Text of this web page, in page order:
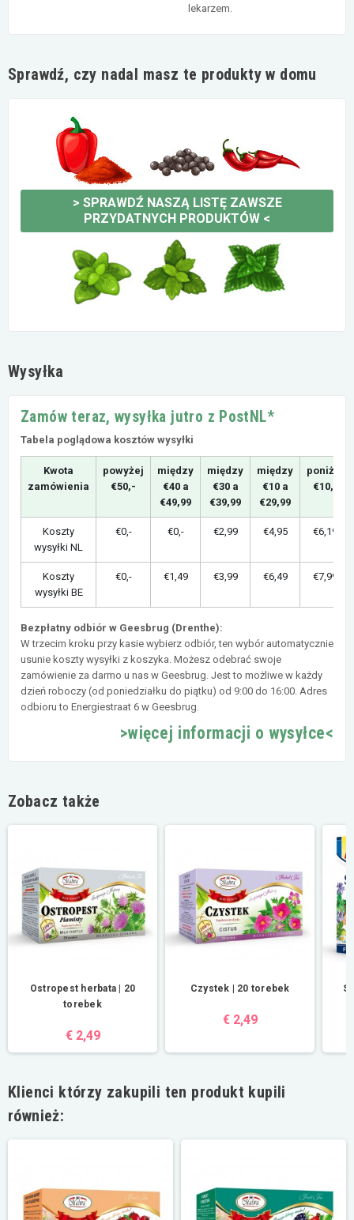
lekarzem.
Sprawdź, czy nadal masz te produkty w domu
> SPRAWDŹ NASZĄ LISTĘ ZAWSZE
PRZYDATNYCH PRODUKTÓW <
Wysyłka
Zamów teraz, wysyłka jutro z PostNL*
Tabela poglądowa kosztów wysyłki
Kwota
zamówienia
powyżej
€50,-
między
€40 a
€49,99
między
€30 a
€39,99
między
€10 a
€29,99
poniżej
€10,-
Koszty
wysyłki NL
€0,- €0,- €2,99 €4,95 €6,19
Koszty
wysyłki BE
€0,- €1,49 €3,99 €6,49 €7,99
Bezpłatny odbiór w Geesbrug (Drenthe):
W trzecim kroku przy kasie wybierz odbiór, ten wybór automatycznie
usunie koszty wysyłki z koszyka. Możesz odebrać swoje
zamówienie za darmo u nas w Geesbrug. Jest to możliwe w każdy
dzień roboczy (od poniedziałku do piątku) od 9:00 do 16:00. Adres
odbioru to Energiestraat 6 w Geesbrug.
>więcej informacji o wysyłce<
Zobacz także
Ostropest herbata | 20
torebek
€ 2,49
Czystek | 20 torebek
€ 2,49
Klienci którzy zakupili ten produkt kupili
również: